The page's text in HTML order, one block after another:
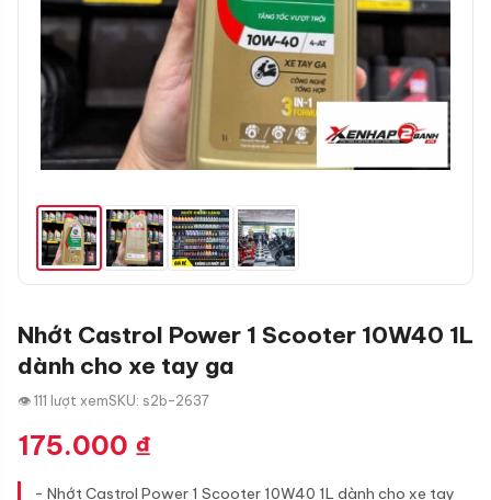
Nhớt Castrol Power 1 Scooter 10W40 1L
dành cho xe tay ga
👁 111 lượt xemSKU: s2b-2637
175.000 ₫
- Nhớt Castrol Power 1 Scooter 10W40 1L dành cho xe tay